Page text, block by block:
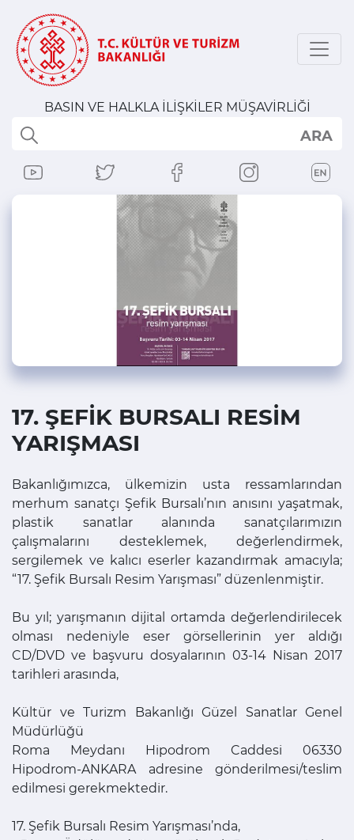
BASIN VE HALKLA İLİŞKİLER MÜŞAVİRLİĞİ
ARA
17. ŞEFİK BURSALI RESİM
YARIŞMASI
Bakanlığımızca, ülkemizin usta ressamlarından
merhum sanatçı Şefik Bursalı’nın anısını yaşatmak,
plastik sanatlar alanında sanatçılarımızın
çalışmalarını desteklemek, değerlendirmek,
sergilemek ve kalıcı eserler kazandırmak amacıyla;
“17. Şefik Bursalı Resim Yarışması” düzenlenmiştir.
Bu yıl; yarışmanın dijital ortamda değerlendirilecek
olması nedeniyle eser görsellerinin yer aldığı
CD/DVD ve başvuru dosyalarının 03-14 Nisan 2017
tarihleri arasında,
Kültür ve Turizm Bakanlığı Güzel Sanatlar Genel
Müdürlüğü
Roma Meydanı Hipodrom Caddesi 06330
Hipodrom-ANKARA adresine gönderilmesi/teslim
edilmesi gerekmektedir.
17. Şefik Bursalı Resim Yarışması’nda,